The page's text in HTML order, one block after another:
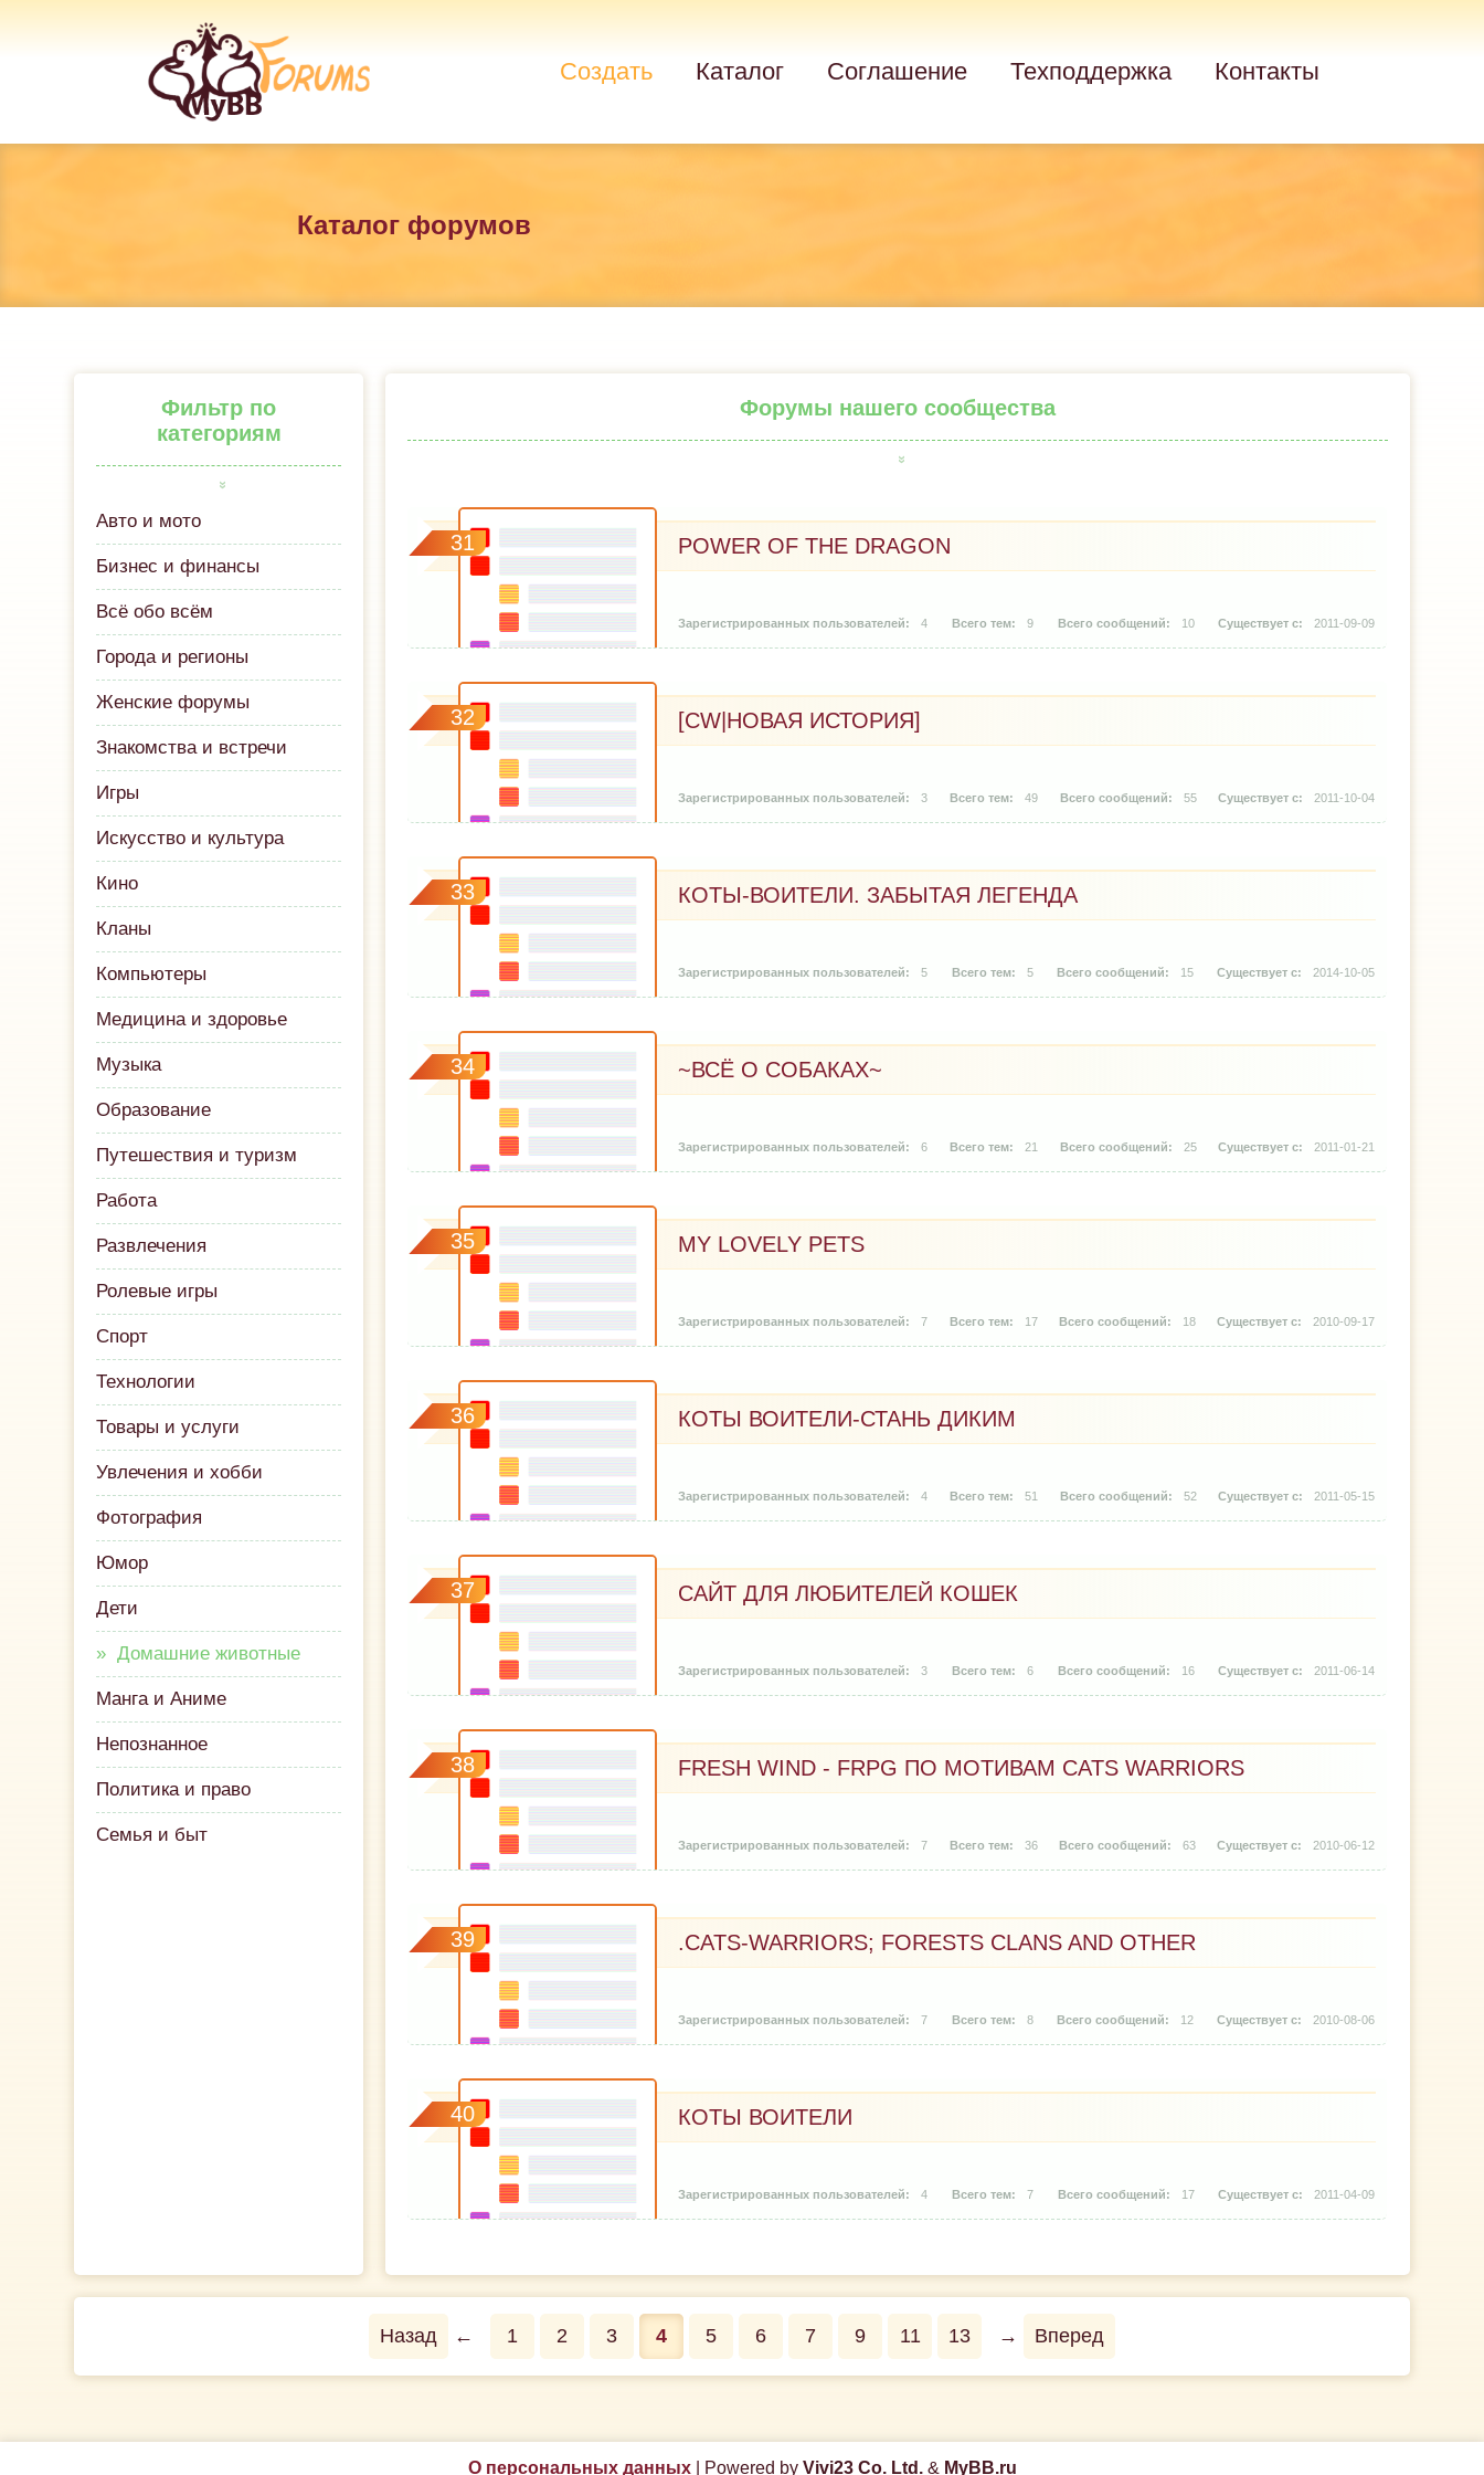
Создать Каталог Соглашение Техподдержка Контакты
Каталог форумов
Фильтр по
категориям
Авто и мото
Бизнес и финансы
Всё обо всём
Города и регионы
Женские форумы
Знакомства и встречи
Игры
Искусство и культура
Кино
Кланы
Компьютеры
Медицина и здоровье
Музыка
Образование
Путешествия и туризм
Работа
Развлечения
Ролевые игры
Спорт
Технологии
Товары и услуги
Увлечения и хобби
Фотография
Юмор
Дети
Домашние животные
Манга и Аниме
Непознанное
Политика и право
Семья и быт
Форумы нашего сообщества
31 POWER OF THE DRAGON
4 9 10 2011-09-09
32 [CW|НОВАЯ ИСТОРИЯ]
3 49 55 2011-10-04
33 КОТЫ-ВОИТЕЛИ. ЗАБЫТАЯ ЛЕГЕНДА
5 5 15 2014-10-05
34 ~ВСЁ О СОБАКАХ~
6 21 25 2011-01-21
35 MY LOVELY PETS
7 17 18 2010-09-17
36 КОТЫ ВОИТЕЛИ-СТАНЬ ДИКИМ
4 51 52 2011-05-15
37 САЙТ ДЛЯ ЛЮБИТЕЛЕЙ КОШЕК
3 6 16 2011-06-14
38 FRESH WIND - FRPG ПО МОТИВАМ CATS WARRIORS
7 36 63 2010-06-12
39 .CATS-WARRIORS; FORESTS CLANS AND OTHER
7 8 12 2010-08-06
40 КОТЫ ВОИТЕЛИ
4 7 17 2011-04-09
Назад ← 1 2 3 4 5 6 7 9 11 13 → Вперед
О персональных данных| Powered by Vivi23 Co. Ltd.& MyBB.ru